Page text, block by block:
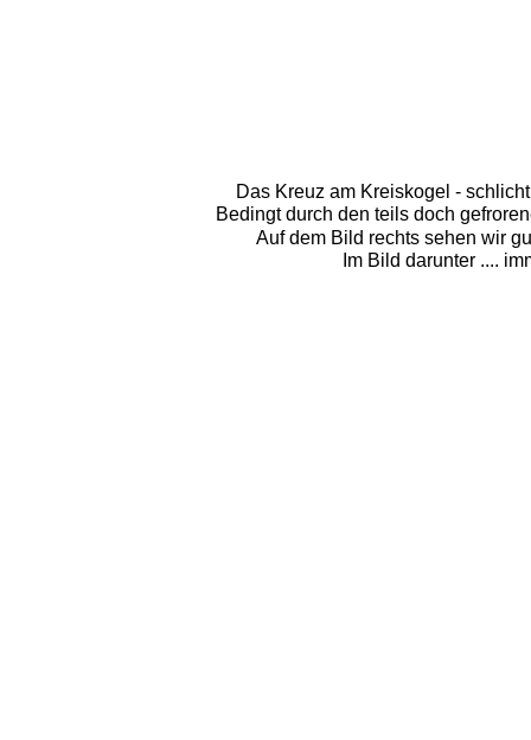
Das Kreuz am Kreiskogel -
Bedingt durch den teils doch
Auf dem Bild rechts sehen wir
Im Bild darunter ....